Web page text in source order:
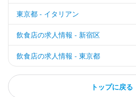
東京都 - イタリアン
飲食店の求人情報 - 新宿区
飲食店の求人情報 - 東京都
トップに戻る